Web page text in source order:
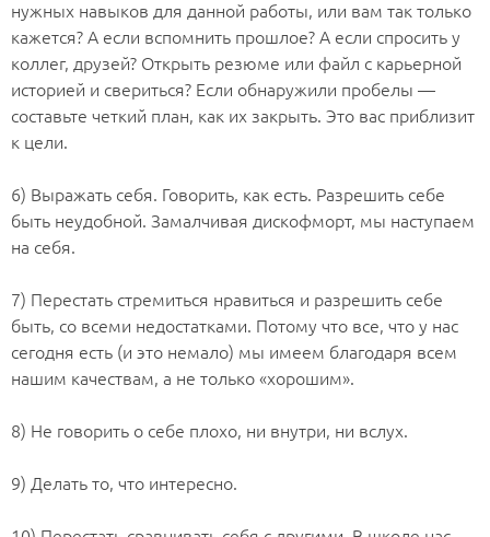
нужных навыков для данной работы, или вам так только
кажется? А если вспомнить прошлое? А если спросить у
коллег, друзей? Открыть резюме или файл с карьерной
историей и свериться? Если обнаружили пробелы —
составьте четкий план, как их закрыть. Это вас приблизит
к цели.
6) Выражать себя. Говорить, как есть. Разрешить себе
быть неудобной. Замалчивая дискофморт, мы наступаем
на себя.
7) Перестать стремиться нравиться и разрешить себе
быть, со всеми недостатками. Потому что все, что у нас
сегодня есть (и это немало) мы имеем благодаря всем
нашим качествам, а не только «хорошим».
8) Не говорить о себе плохо, ни внутри, ни вслух.
9) Делать то, что интересно.